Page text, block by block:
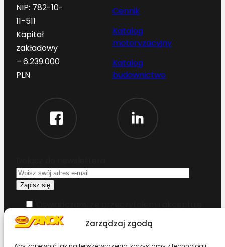
Zarządzaj zgodą
NIP: 782-10-
11-511
Kapitał
zakładowy
– 6.239.000
PLN
Cennik
Katalog
motoryzacyjny
Katalog
budownictwo
warunki korzystania z serwisu
Chcesz zostać dystrybutorem?